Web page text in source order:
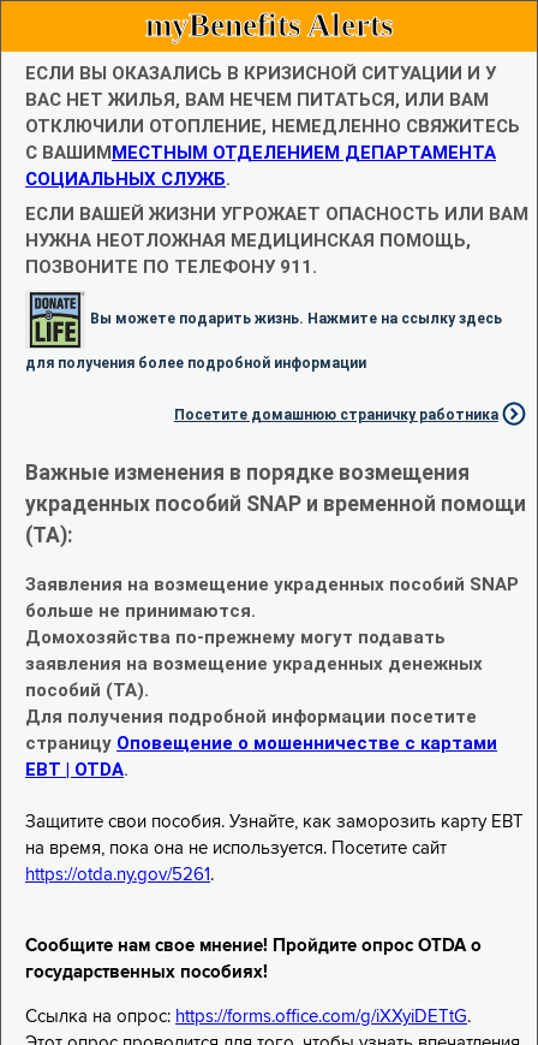
myBenefits Alerts
ЕСЛИ ВЫ ОКАЗАЛИСЬ В КРИЗИСНОЙ СИТУАЦИИ И У
ВАС НЕТ ЖИЛЬЯ, ВАМ НЕЧЕМ ПИТАТЬСЯ, ИЛИ ВАМ
ОТКЛЮЧИЛИ ОТОПЛЕНИЕ, НЕМЕДЛЕННО СВЯЖИТЕСЬ
С ВАШИММЕСТНЫМ ОТДЕЛЕНИЕМ ДЕПАРТАМЕНТА
СОЦИАЛЬНЫХ СЛУЖБ.
ЕСЛИ ВАШЕЙ ЖИЗНИ УГРОЖАЕТ ОПАСНОСТЬ ИЛИ ВАМ
НУЖНА НЕОТЛОЖНАЯ МЕДИЦИНСКАЯ ПОМОЩЬ,
ПОЗВОНИТЕ ПО ТЕЛЕФОНУ 911.
Вы можете подарить жизнь. Нажмите на ссылку здесь
для получения более подробной информации
Посетите домашнюю страничку работника
Важные изменения в порядке возмещения
украденных пособий SNAP и временной помощи
(TA):
Заявления на возмещение украденных пособий SNAP
больше не принимаются.
Домохозяйства по-прежнему могут подавать
заявления на возмещение украденных денежных
пособий (TA).
Для получения подробной информации посетите
страницу Оповещение о мошенничестве с картами
EBT | OTDA.
Защитите свои пособия. Узнайте, как заморозить карту EBT
на время, пока она не используется. Посетите сайт
https://otda.ny.gov/5261 .
Сообщите нам свое мнение! Пройдите опрос OTDA о
государственных пособиях!
Ссылка на опрос: https://forms.office.com/g/iXXyiDETtG.